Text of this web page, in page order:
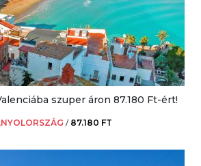
szuper áron 87.180 Ft-ért!
/ 87.180 FT